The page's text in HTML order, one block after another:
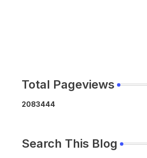
Total Pageviews
2083444
Search This Blog